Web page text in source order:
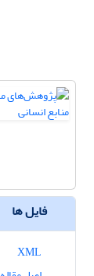
فایل ها